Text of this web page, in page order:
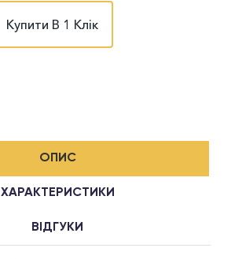
Купити В 1 Клік
ОПИС
ХАРАКТЕРИСТИКИ
ВІДГУКИ